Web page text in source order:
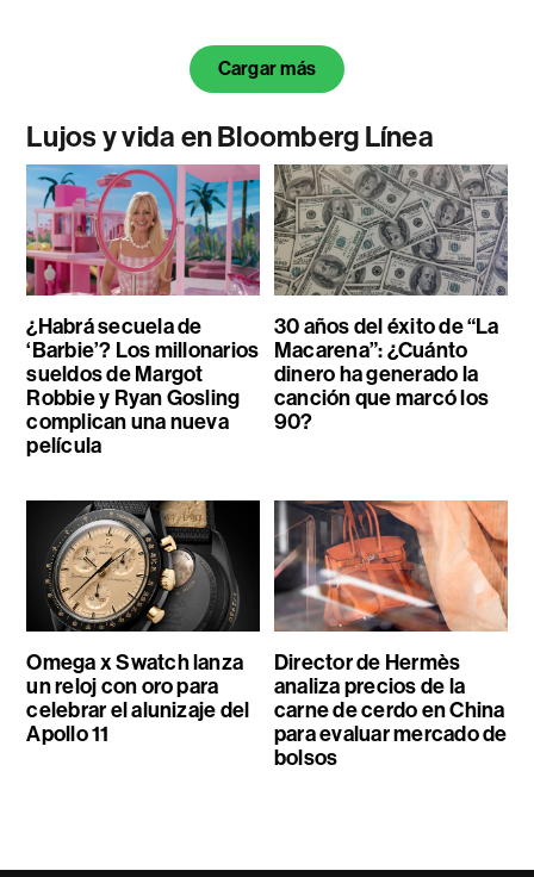
Cargar más
Lujos y vida en Bloomberg Línea
¿Habrá secuela de
‘Barbie’? Los millonarios
sueldos de Margot
Robbie y Ryan Gosling
complican una nueva
película
30 años del éxito de “La
Macarena”: ¿Cuánto
dinero ha generado la
canción que marcó los
90?
Omega x Swatch lanza
un reloj con oro para
celebrar el alunizaje del
Apollo 11
Director de Hermès
analiza precios de la
carne de cerdo en China
para evaluar mercado de
bolsos